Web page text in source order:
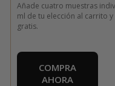
Añade cuatro muestras
ml de tu elección al carrito y
gratis.
COMPRA
AHORA